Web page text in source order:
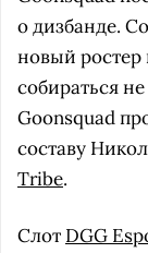
о дизбанде.
новый
собираться
Goonsquad
составу
Tribe.
Слот DGG